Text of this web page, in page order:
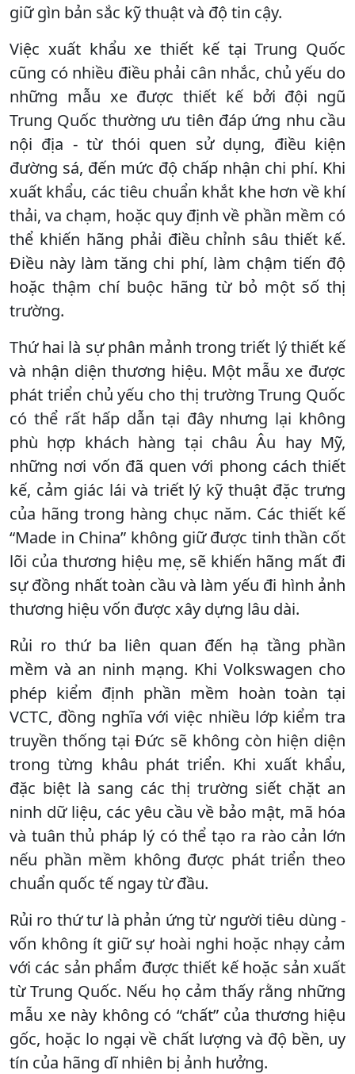
giữ gìn bản sắc kỹ thuật và độ tin cậy.
Việc xuất khẩu xe thiết kế tại Trung Quốc
cũng có nhiều điều phải cân nhắc, chủ yếu do
những mẫu xe được thiết kế bởi đội ngũ
Trung Quốc thường ưu tiên đáp ứng nhu cầu
nội địa - từ thói quen sử dụng, điều kiện
đường sá, đến mức độ chấp nhận chi phí. Khi
xuất khẩu, các tiêu chuẩn khắt khe hơn về khí
thải, va chạm, hoặc quy định về phần mềm có
thể khiến hãng phải điều chỉnh sâu thiết kế.
Điều này làm tăng chi phí, làm chậm tiến độ
hoặc thậm chí buộc hãng từ bỏ một số thị
trường.
Thứ hai là sự phân mảnh trong triết lý thiết kế
và nhận diện thương hiệu. Một mẫu xe được
phát triển chủ yếu cho thị trường Trung Quốc
có thể rất hấp dẫn tại đây nhưng lại không
phù hợp khách hàng tại châu Âu hay Mỹ,
những nơi vốn đã quen với phong cách thiết
kế, cảm giác lái và triết lý kỹ thuật đặc trưng
của hãng trong hàng chục năm. Các thiết kế
“Made in China” không giữ được tinh thần cốt
lõi của thương hiệu mẹ, sẽ khiến hãng mất đi
sự đồng nhất toàn cầu và làm yếu đi hình ảnh
thương hiệu vốn được xây dựng lâu dài.
Rủi ro thứ ba liên quan đến hạ tầng phần
mềm và an ninh mạng. Khi Volkswagen cho
phép kiểm định phần mềm hoàn toàn tại
VCTC, đồng nghĩa với việc nhiều lớp kiểm tra
truyền thống tại Đức sẽ không còn hiện diện
trong từng khâu phát triển. Khi xuất khẩu,
đặc biệt là sang các thị trường siết chặt an
ninh dữ liệu, các yêu cầu về bảo mật, mã hóa
và tuân thủ pháp lý có thể tạo ra rào cản lớn
nếu phần mềm không được phát triển theo
chuẩn quốc tế ngay từ đầu.
Rủi ro thứ tư là phản ứng từ người tiêu dùng -
vốn không ít giữ sự hoài nghi hoặc nhạy cảm
với các sản phẩm được thiết kế hoặc sản xuất
từ Trung Quốc. Nếu họ cảm thấy rằng những
mẫu xe này không có “chất” của thương hiệu
gốc, hoặc lo ngại về chất lượng và độ bền, uy
tín của hãng dĩ nhiên bị ảnh hưởng.